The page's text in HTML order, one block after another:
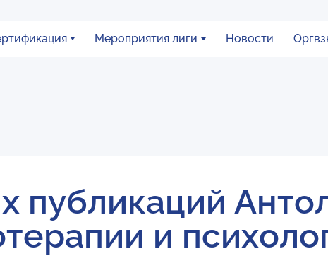
Мероприятия лиги Новости
публикаций
и